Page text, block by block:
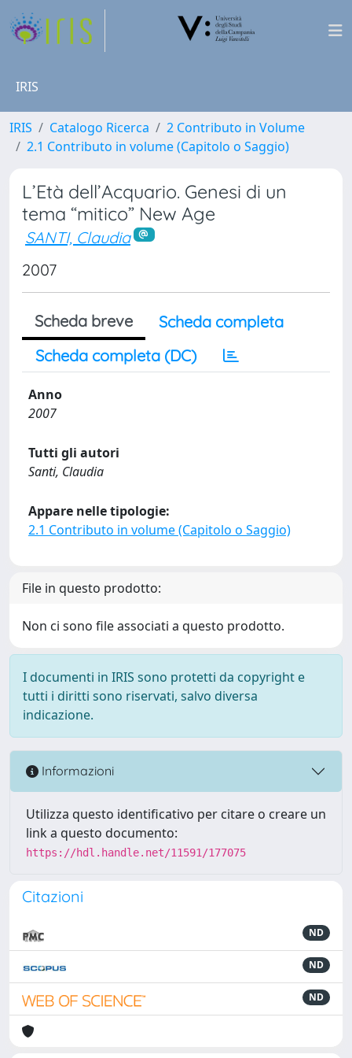
IRIS
IRIS Catalogo Ricerca
2 Contributo in Volume
2.1 Contributo in volume (Capitolo o Saggio)
L’Età dell’Acquario. Genesi di un
tema “mitico” New Age
SANTI, Claudia
2007
Scheda breve
Scheda completa
Scheda completa (DC)
Anno
2007
Tutti gli autori
Santi, Claudia
Appare nelle tipologie:
2.1 Contributo in volume (Capitolo o Saggio)
File in questo prodotto:
Non ci sono file associati a questo prodotto.
I documenti in IRIS sono protetti da copyright e
tutti i diritti sono riservati, salvo diversa
indicazione.
Informazioni
Utilizza questo identificativo per citare o creare un
link a questo documento:
https://hdl.handle.net/11591/177075
Citazioni
ND
ND
ND